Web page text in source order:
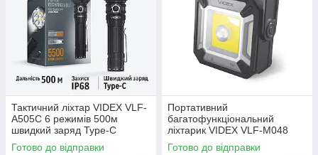
Тактичний ліхтар VIDEX VLF-
A505C 6 режимів 500м
швидкий заряд Type-C
водозахист алюміній
Готово до відправки
Портативний
багатофункціональний
ліхтарик VIDEX VLF-M048
1500Lm 5000K
Готово до відправки